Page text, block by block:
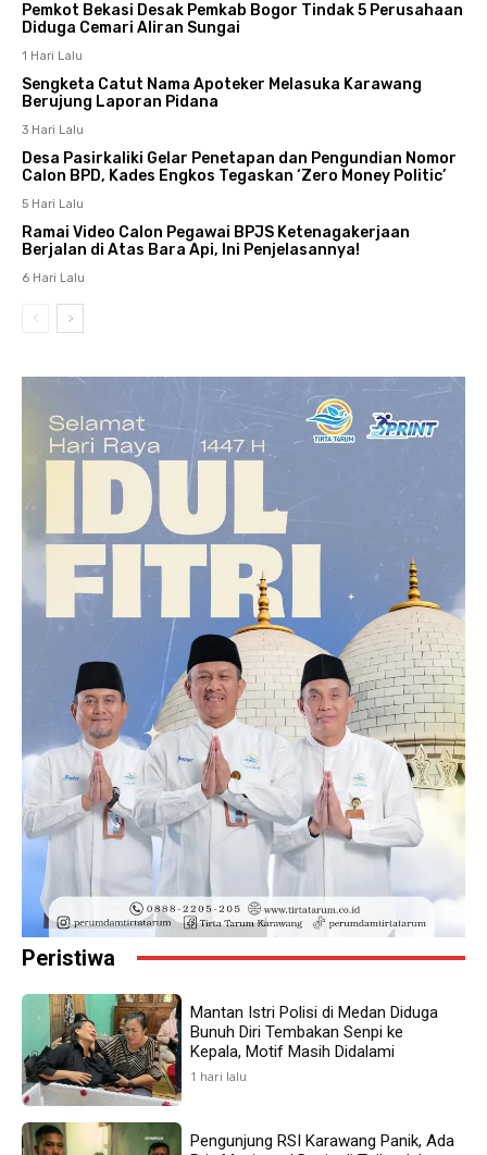
Pemkot Bekasi Desak Pemkab Bogor Tindak 5 Perusahaan
Diduga Cemari Aliran Sungai
1 Hari Lalu
Sengketa Catut Nama Apoteker Melasuka Karawang
Berujung Laporan Pidana
3 Hari Lalu
Desa Pasirkaliki Gelar Penetapan dan Pengundian Nomor
Calon BPD, Kades Engkos Tegaskan ‘Zero Money Politic’
5 Hari Lalu
Ramai Video Calon Pegawai BPJS Ketenagakerjaan
Berjalan di Atas Bara Api, Ini Penjelasannya!
6 Hari Lalu
Peristiwa
Mantan Istri Polisi di Medan Diduga
Bunuh Diri Tembakan Senpi ke
Kepala, Motif Masih Didalami
1 hari lalu
Pengunjung RSI Karawang Panik, Ada